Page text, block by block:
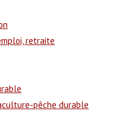
retraite
pêche durable